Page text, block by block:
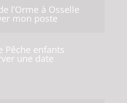
l’Orme à Osselle
mon poste
Pêche enfants
une date